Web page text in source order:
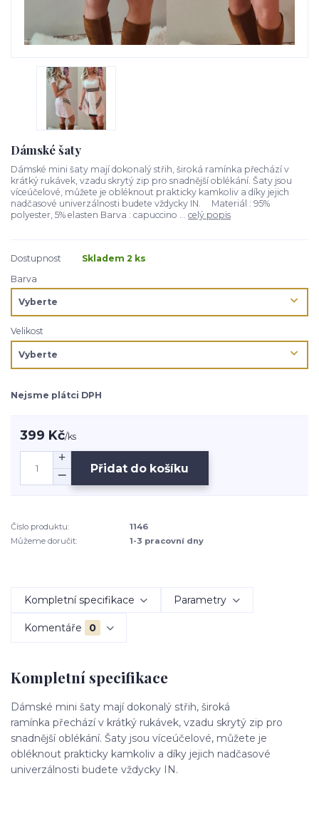
Dámské šaty
Dámské mini šaty mají dokonalý střih, široká ramínka přechází v
krátký rukávek, vzadu skrytý zip pro snadnější oblékání. Šaty jsou
víceúčelové, můžete je obléknout prakticky kamkoliv a díky jejich
nadčasové univerzálnosti budete vždycky IN. Materiál : 95%
polyester, 5% elasten Barva : capuccino ... celý popis
Dostupnost
Skladem 2 ks
Barva
Velikost
Nejsme plátci DPH
399 Kč/ks
Přidat do košíku
Číslo produktu:
1146
Můžeme doručit:
1-3 pracovní dny
Kompletní specifikace Parametry
Komentáře 0
Kompletní specifikace
Dámské mini šaty mají dokonalý střih, široká
ramínka přechází v krátký rukávek, vzadu skrytý zip pro
snadnější oblékání. Šaty jsou víceúčelové, můžete je
obléknout prakticky kamkoliv a díky jejich nadčasové
univerzálnosti budete vždycky IN.